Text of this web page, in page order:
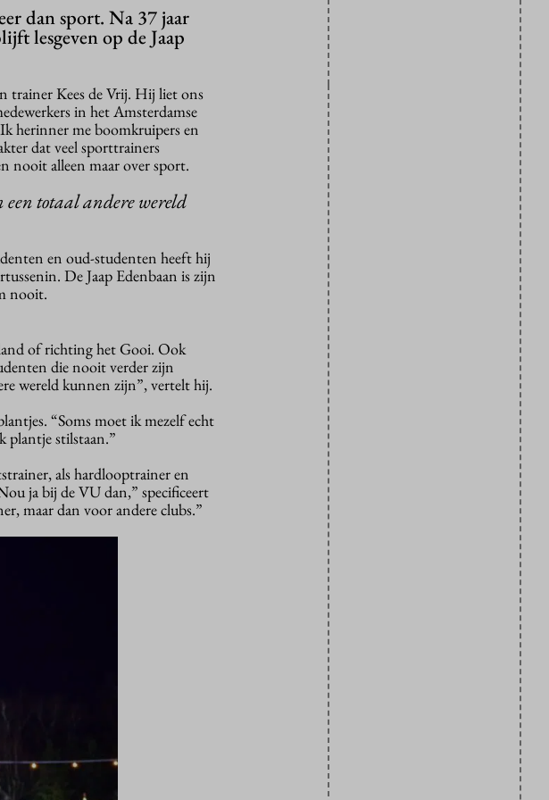
dan sport. Na 37 jaar
lesgeven op de Jaap
trainer Kees de Vrij. Hij liet ons
in het Amsterdamse
herinner me boomkruipers en
dat veel sporttrainers
nooit alleen maar over sport.
een totaal andere wereld
en oud-studenten heeft hij
De Jaap Edenbaan is zijn
nooit.
of richting het Gooi. Ook
die nooit verder zijn
wereld kunnen zijn”, vertelt hij.
“Soms moet ik mezelf echt
plantje stilstaan.”
als hardlooptrainer en
ja bij de VU dan,” specificeert
maar dan voor andere clubs.”